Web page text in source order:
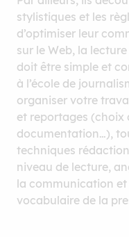
stylistiques et les
d’optimiser leur
sur le Web, la
doit être simple et
à l’école de
organiser votre
et reportages (choix
documentation…),
techniques
niveau de lecture,
la communication
vocabulaire de la